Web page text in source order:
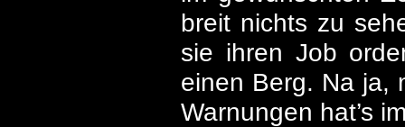
breit nichts zu
sie ihren Job
einen Berg. Na ja,
Warnungen hat’s